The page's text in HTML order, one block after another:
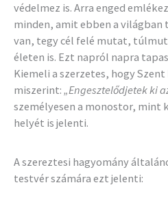
védelmez is. Arra enged
minden, amit ebben a világban
van, tegy cél felé mutat,
életen is. Ezt napról napra
Kiemeli a szerzetes, hogy
miszerint: „Engesztelődjetek ki
személyesen a monostor, mint
helyét is jelenti.
A szereztesi hagyomány
testvér számára ezt jelenti: